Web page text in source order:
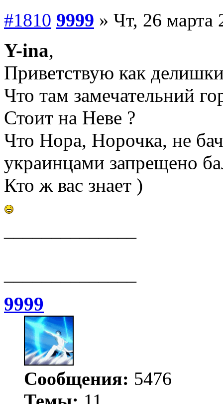
#1810 9999 » Чт, 26 марта
Y-ina,
Приветствую как
Что там замечательний
Стоит на Неве ?
Что Нора, Норочка, не
украинцами запрещено
Кто ж вас знает )
9999
Сообщения: 5476